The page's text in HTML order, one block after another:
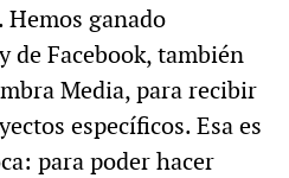
ganado
de Facebook, también
Media, para recibir
específicos. Esa es
para poder hacer